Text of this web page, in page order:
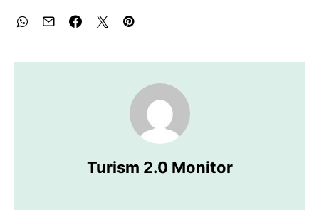
Turism 2.0 Monitor